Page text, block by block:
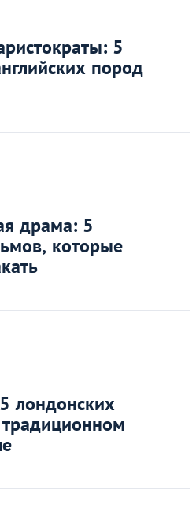
5
пород
драма: 5
которые
лондонских